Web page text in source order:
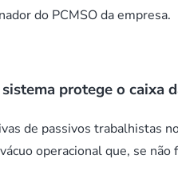
do PCMSO da empresa.
protege o caixa
de passivos trabalhistas
operacional que, se